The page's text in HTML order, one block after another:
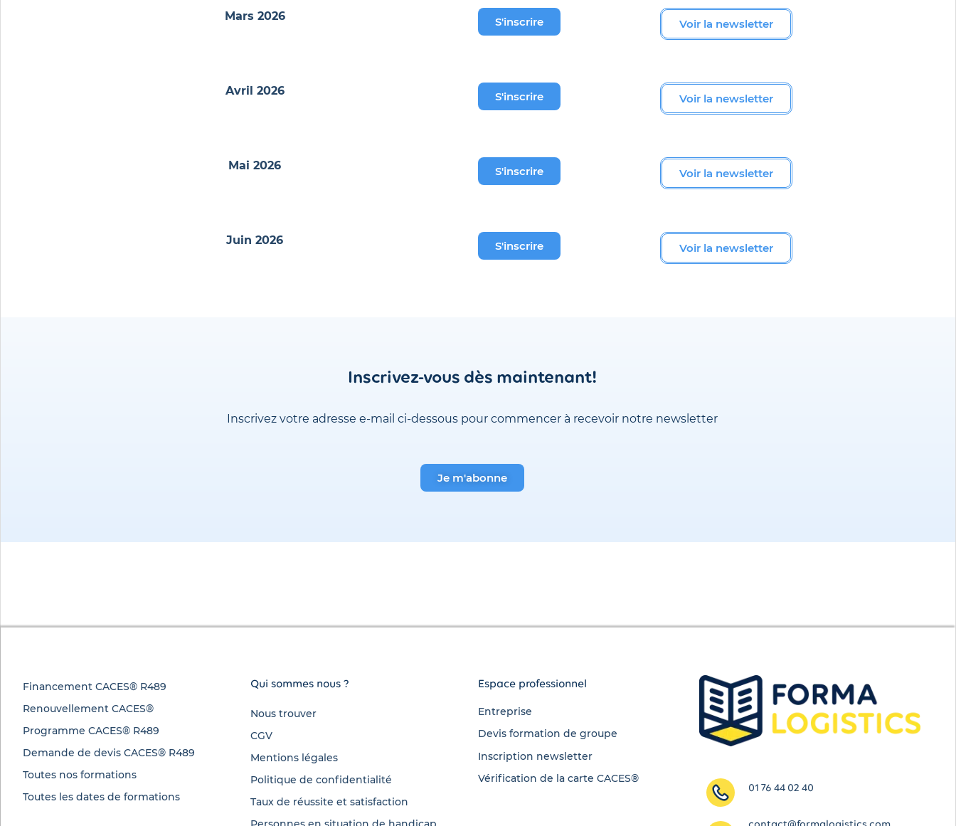
Mars 2026 S'inscrire Voir la newsletter
Avril 2026 S'inscrire Voir la newsletter
Mai 2026 S'inscrire Voir la newsletter
Juin 2026 S'inscrire Voir la newsletter
Inscrivez-vous dès maintenant!
Inscrivez votre adresse e-mail ci-dessous pour commencer à recevoir notre newsletter
Je m'abonne
Financement CACES® R489
Renouvellement CACES®
Programme CACES® R489
Demande de devis CACES® R489
Toutes nos formations
Toutes les dates de formations
Qui sommes nous ?
Nous trouver
CGV
Mentions légales
Politique de confidentialité
Taux de réussite et satisfaction
Espace professionnel
Entreprise
Devis formation de groupe
Inscription newsletter
Vérification de la carte CACES®
01 76 44 02 40